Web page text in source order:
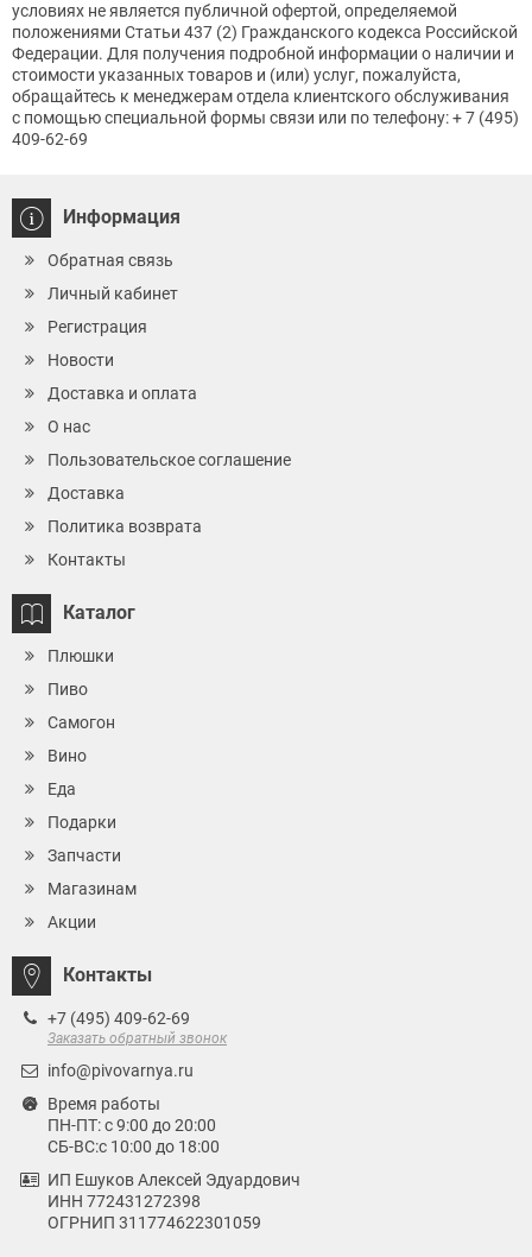
условиях не является публичной офертой, определяемой
положениями Статьи 437 (2) Гражданского кодекса Российской
Федерации. Для получения подробной информации о наличии и
стоимости указанных товаров и (или) услуг, пожалуйста,
обращайтесь к менеджерам отдела клиентского обслуживания
с помощью специальной формы связи или по телефону: + 7 (495)
409-62-69
Информация
Обратная связь
Личный кабинет
Регистрация
Новости
Доставка и оплата
О нас
Пользовательское соглашение
Доставка
Политика возврата
Контакты
Каталог
Плюшки
Пиво
Самогон
Вино
Еда
Подарки
Запчасти
Магазинам
Акции
Контакты
+7 (495) 409-62-69
Заказать обратный звонок
info@pivovarnya.ru
Время работы
ПН-ПТ: с 9:00 до 20:00
СБ-ВС:с 10:00 до 18:00
ИП Ешуков Алексей Эдуардович
ИНН 772431272398
ОГРНИП 311774622301059